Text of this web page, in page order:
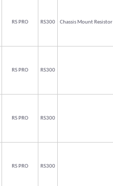
RS PRO RS300 Chassis Mount Resistor
RS PRO RS300
RS PRO RS300
RS PRO RS300